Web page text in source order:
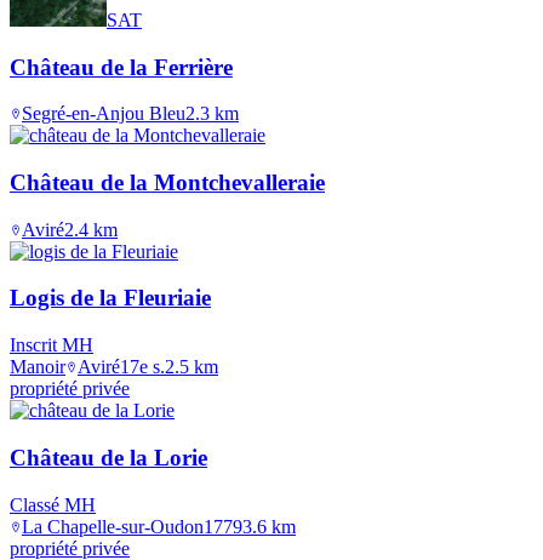
SAT
Château de la Ferrière
Segré-en-Anjou Bleu2.3 km
Château de la Montchevalleraie
Aviré2.4 km
Logis de la Fleuriaie
Inscrit MH
Manoir
Aviré17e s.2.5 km
propriété privée
Château de la Lorie
Classé MH
La Chapelle-sur-Oudon17793.6 km
propriété privée